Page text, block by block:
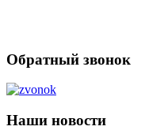
Обратный звонок
Наши новости